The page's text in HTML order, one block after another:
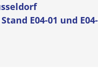
E04-01 und